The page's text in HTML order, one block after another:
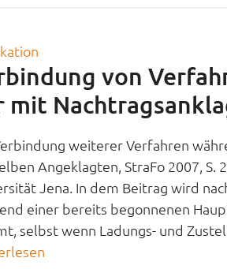
von
mit
weiterer Verfahren
Angeklagten, StraFo 2007, S.
Jena. In dem Beitrag wird
einer bereits begonnenen
selbst wenn Ladungs- und